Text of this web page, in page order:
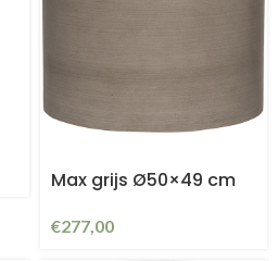
Max grijs Ø50×49 cm
€277,00